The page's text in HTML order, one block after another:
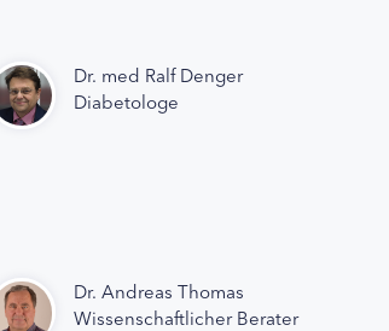
Dr. med Ralf Denger
Diabetologe
Dr. Andreas Thomas
Wissenschaftlicher Berater